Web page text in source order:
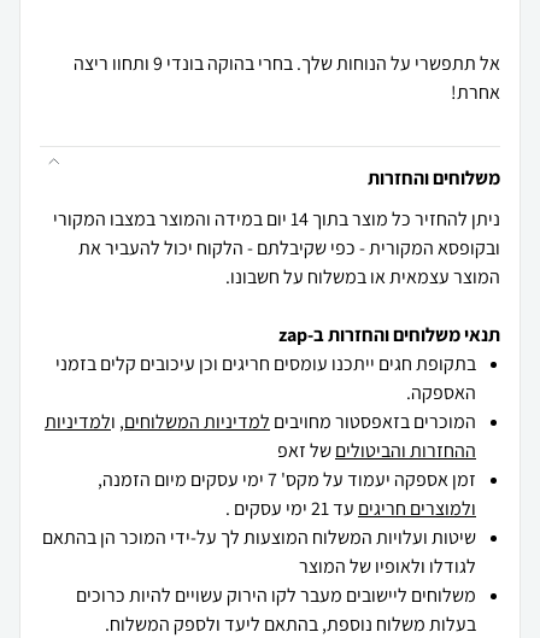
אל תתפשרי על הנוחות שלך. בחרי בהוקה בונדי 9 ותחוו ריצה
אחרת!
משלוחים והחזרות
ניתן להחזיר כל מוצר בתוך 14 יום במידה והמוצר במצבו המקורי
ובקופסא המקורית - כפי שקיבלתם - הלקוח יכול להעביר את
המוצר עצמאית או במשלוח על חשבונו.
תנאי משלוחים והחזרות ב-zap
בתקופת חגים ייתכנו עומסים חריגים וכן עיכובים קלים בזמני
האספקה.
המוכרים בזאפסטור מחויבים למדיניות המשלוחים, ולמדיניות
ההחזרות והביטוליםשל זאפ
זמן אספקה יעמוד על מקס' 7 ימי עסקים מיום הזמנה,
ולמוצרים חריגים עד 21 ימי עסקים .
שיטות ועלויות המשלוח המוצעות לך על-ידי המוכר הן בהתאם
לגודלו ולאופיו של המוצר
משלוחים ליישובים מעבר לקו הירוק עשויים להיות כרוכים
בעלות משלוח נוספת, בהתאם ליעד ולספק המשלוח.